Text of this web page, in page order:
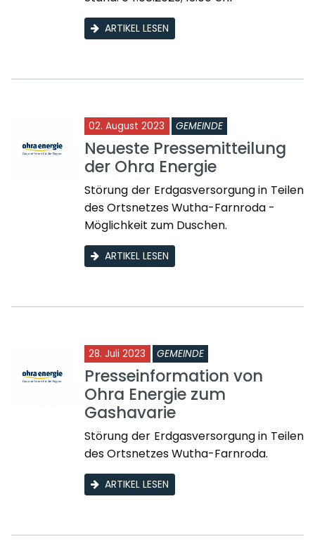
ARTIKEL LESEN
02. August 2023 GEMEINDE
Neueste Pressemitteilung
der Ohra Energie
Störung der Erdgasversorgung in Teilen
des Ortsnetzes Wutha-Farnroda -
Möglichkeit zum Duschen.
ARTIKEL LESEN
28. Juli 2023 GEMEINDE
Presseinformation von
Ohra Energie zum
Gashavarie
Störung der Erdgasversorgung in Teilen
des Ortsnetzes Wutha-Farnroda.
ARTIKEL LESEN